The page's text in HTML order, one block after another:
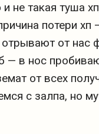
не такая туша
потери хп
от нас
— в нос
от всех
с залпа, но